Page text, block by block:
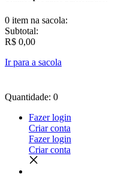
0 item na sacola:
Subtotal:
R$ 0,00
Ir para a sacola
Quantidade: 0
Fazer login
Criar conta
Fazer login
Criar conta